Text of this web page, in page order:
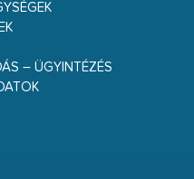
– ÜGYINTÉZÉS